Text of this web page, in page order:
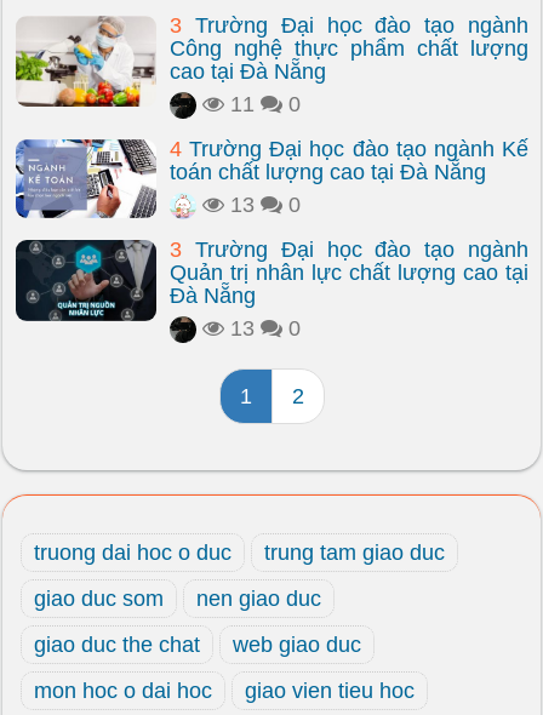
3 Trường Đại học đào tạo ngành
Công nghệ thực phẩm chất lượng
cao tại Đà Nẵng
11
0
4 Trường Đại học đào tạo ngành Kế
toán chất lượng cao tại Đà Nẵng
13
0
3 Trường Đại học đào tạo ngành
Quản trị nhân lực chất lượng cao tại
Đà Nẵng
13
0
1 2
truong dai hoc o duc
trung tam giao duc
giao duc som
nen giao duc
giao duc the chat
web giao duc
mon hoc o dai hoc
giao vien tieu hoc